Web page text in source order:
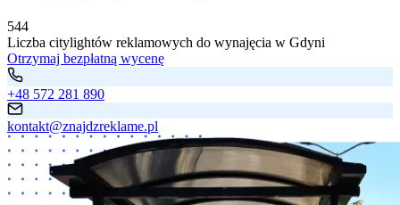
544
Liczba citylightów reklamowych do wynajęcia w Gdyni
Otrzymaj bezpłatną wycenę
+48 572 281 890
kontakt@znajdzreklame.pl